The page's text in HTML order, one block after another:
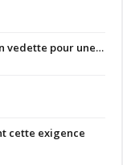
vedette pour une…
cette exigence